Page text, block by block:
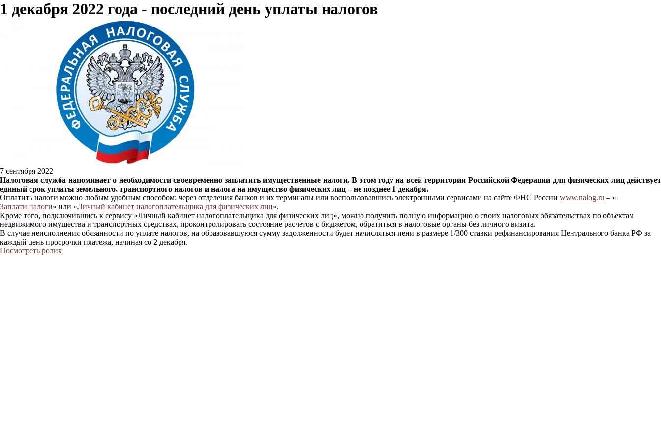
1 декабря 2022 года - последний день уплаты налогов
7 сентября 2022
Налоговая служба напоминает о необходимости своевременно заплатить имущественные налоги. В этом году на всей территории Российской Федерации для физических лиц действует
единый срок уплаты земельного, транспортного налогов и налога на имущество физических лиц – не позднее 1 декабря.
Оплатить налоги можно любым удобным способом: через отделения банков и их терминалы или воспользовавшись электронными сервисами на сайте ФНС России www.nalog.ru – «
Заплати налоги» или «Личный кабинет налогоплательщика для физических лиц».
Кроме того, подключившись к сервису «Личный кабинет налогоплательщика для физических лиц», можно получить полную информацию о своих налоговых обязательствах по объектам
недвижимого имущества и транспортных средствах, проконтролировать состояние расчетов с бюджетом, обратиться в налоговые органы без личного визита.
В случае неисполнения обязанности по уплате налогов, на образовавшуюся сумму задолженности будет начисляться пени в размере 1/300 ставки рефинансирования Центрального банка РФ за
каждый день просрочки платежа, начиная со 2 декабря.
Посмотреть ролик